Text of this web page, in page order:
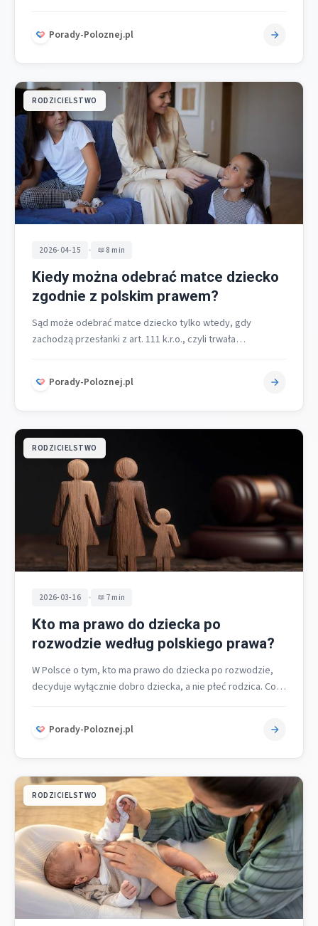
Porady-Poloznej.pl
RODZICIELSTWO
2026-04-15 • 8 min
Kiedy można odebrać matce dziecko
zgodnie z polskim prawem?
Sąd może odebrać matce dziecko tylko wtedy, gdy
zachodzą przesłanki z art. 111 k.r.o., czyli trwała
Porady-Poloznej.pl
RODZICIELSTWO
2026-03-16 • 7 min
Kto ma prawo do dziecka po
rozwodzie według polskiego prawa?
W Polsce o tym, kto ma prawo do dziecka po rozwodzie,
decyduje wyłącznie dobro dziecka, a nie płeć rodzica. Co…
Porady-Poloznej.pl
RODZICIELSTWO